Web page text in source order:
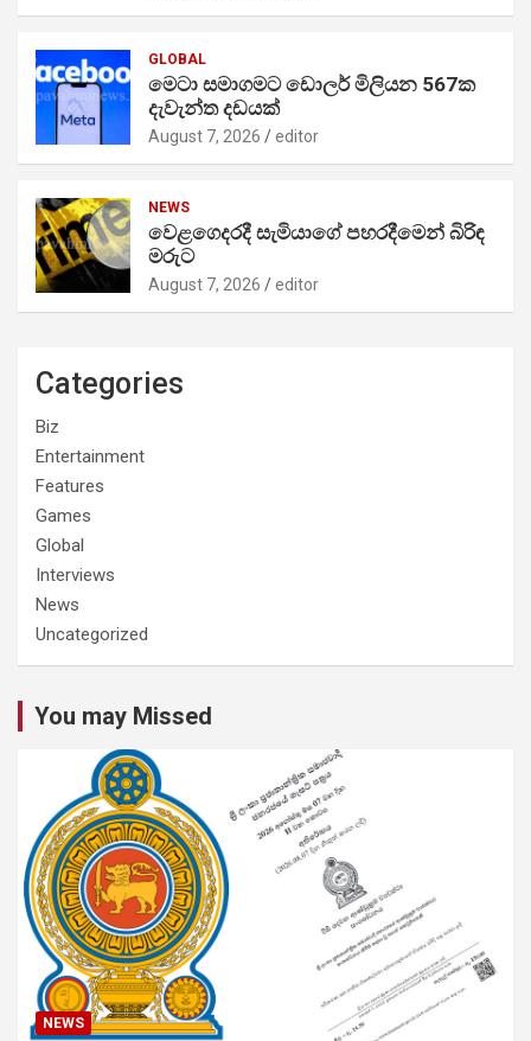
GLOBAL
මෙටා සමාගමට ඩොලර් මිලියන 567ක
දැවැන්ත දඩයක්
August 7, 2026 editor
NEWS
වෙළගෙදරදී සැමියාගේ පහරදීමෙන් බිරිඳ
මරුට
August 7, 2026 editor
Categories
Biz
Entertainment
Features
Games
Global
Interviews
News
Uncategorized
You may Missed
NEWS